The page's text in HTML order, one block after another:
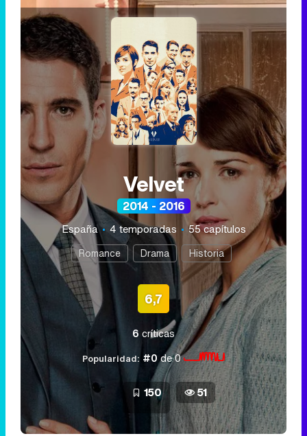
Velvet
2014 - 2016
España 4 temporadas 55 capítulos
Romance Drama Historia
6,7
6 críticas
Popularidad: #0de 0
150 51